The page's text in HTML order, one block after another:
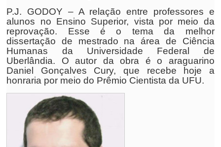
P.J. GODOY – A relação entre professores e
alunos no Ensino Superior, vista por meio da
reprovação. Esse é o tema da melhor
dissertação de mestrado na área de Ciência
Humanas da Universidade Federal de
Uberlândia. O autor da obra é o araguarino
Daniel Gonçalves Cury, que recebe hoje a
honraria por meio do Prêmio Cientista da UFU.